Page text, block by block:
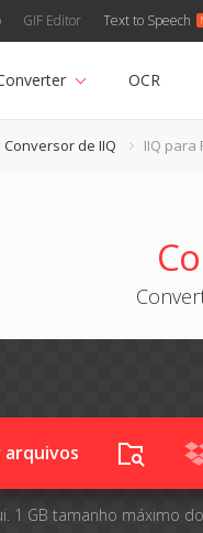
GIF Editor Text to Speech
OCR
Conversor de IIQ IIQ para
arquivos
1 GB tamanho máximo